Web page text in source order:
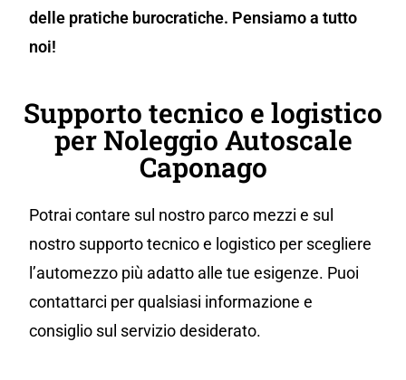
delle pratiche burocratiche. Pensiamo a tutto
noi!
Supporto tecnico e logistico
per Noleggio Autoscale
Caponago
Potrai contare sul nostro parco mezzi e sul
nostro supporto tecnico e logistico per scegliere
l’automezzo più adatto alle tue esigenze. Puoi
contattarci per qualsiasi informazione e
consiglio sul servizio desiderato.